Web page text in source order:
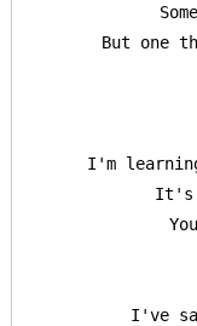
But one
I'm
It's
I've